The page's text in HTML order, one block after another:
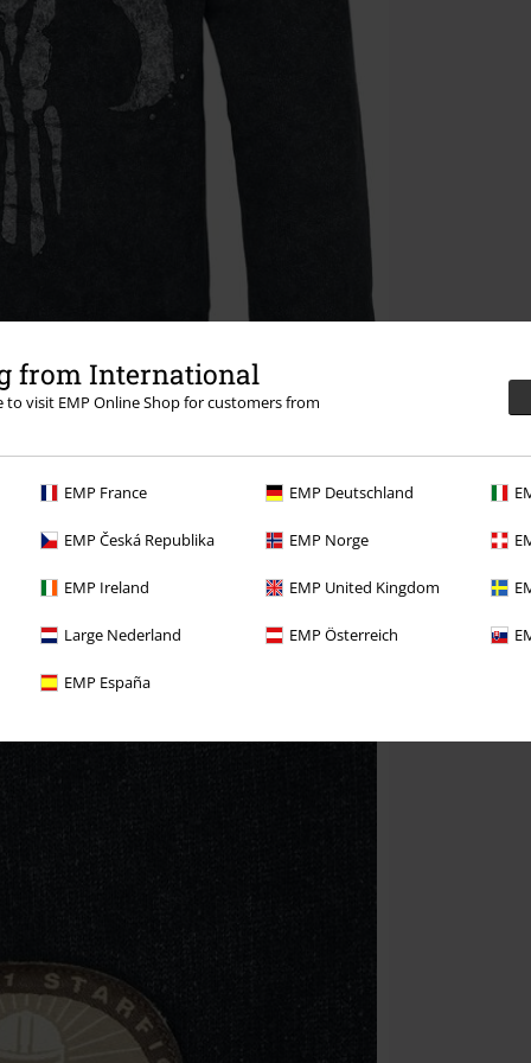
from International
to visit EMP Online Shop for customers from
EMP France EMP Deutschland
EMP Česká Republika EMP Norge
EMP Ireland EMP United Kingdom
Large Nederland EMP Österreich
EMP España